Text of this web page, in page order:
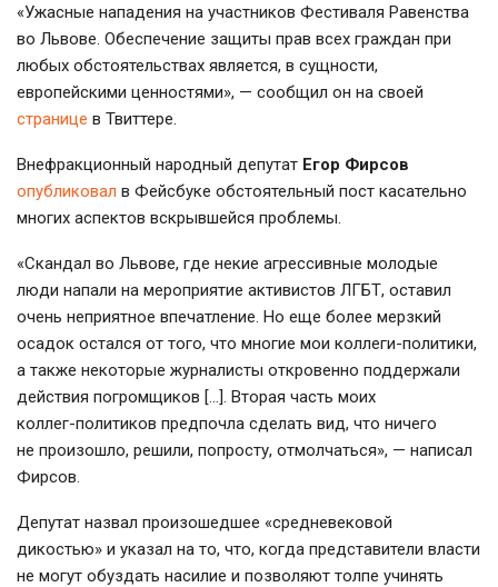
«Ужасные нападения на участников Фестиваля Равенства
во Львове. Обеспечение защиты прав всех граждан при
любых обстоятельствах является, в сущности,
европейскими ценностями», — сообщил он на своей
странице в Твиттере.
Внефракционный народный депутат Егор Фирсов
опубликовал в Фейсбуке обстоятельный пост касательно
многих аспектов вскрывшейся проблемы.
«Скандал во Львове, где некие агрессивные молодые
люди напали на мероприятие активистов ЛГБТ, оставил
очень неприятное впечатление. Но еще более мерзкий
осадок остался от того, что многие мои коллеги-политики,
а также некоторые журналисты откровенно поддержали
действия погромщиков […]. Вторая часть моих
коллег-политиков предпочла сделать вид, что ничего
не произошло, решили, попросту, отмолчаться», — написал
Фирсов.
Депутат назвал произошедшее «средневековой
дикостью» и указал на то, что, когда представители власти
не могут обуздать насилие и позволяют толпе учинять